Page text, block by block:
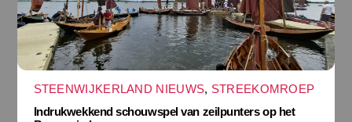
STEENWIJKERLAND NIEUWS, STREEKOMROEP
Indrukwekkend schouwspel van zeilpunters op het